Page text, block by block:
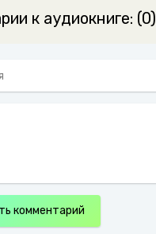
к аудиокниге: (0)
комментарий